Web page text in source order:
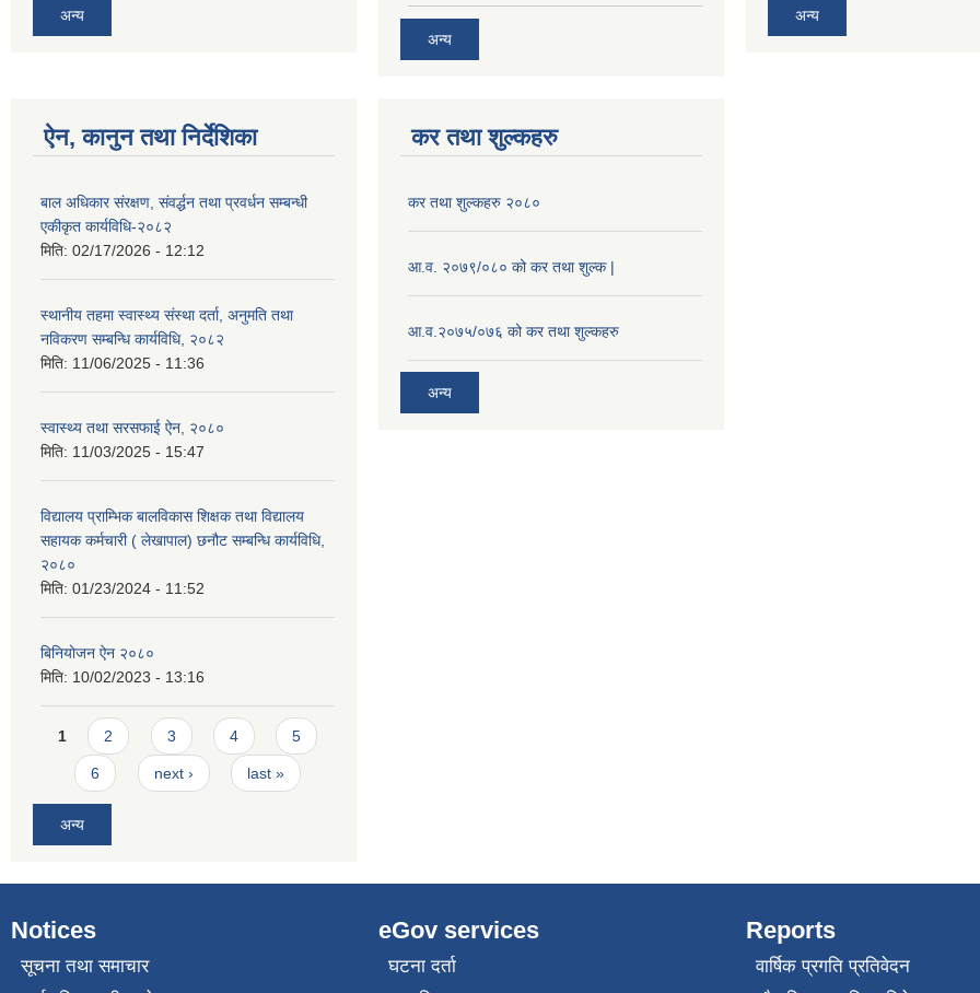
अन्य
अन्य
अन्य
ऐन, कानुन तथा निर्देशिका
बाल अधिकार संरक्षण, संवर्द्धन तथा प्रवर्धन सम्बन्धी
एकीकृत कार्यविधि-२०८२
मिति: 02/17/2026 - 12:12
स्थानीय तहमा स्वास्थ्य संस्था दर्ता, अनुमति तथा
नविकरण सम्बन्धि कार्यविधि, २०८२
मिति: 11/06/2025 - 11:36
स्वास्थ्य तथा सरसफाई ऐन, २०८०
मिति: 11/03/2025 - 15:47
विद्यालय प्राम्भिक बालविकास शिक्षक तथा विद्यालय
सहायक कर्मचारी ( लेखापाल) छनौट सम्बन्धि कार्यविधि,
२०८०
मिति: 01/23/2024 - 11:52
बिनियोजन ऐन २०८०
मिति: 10/02/2023 - 13:16
Pages
1 2 3 4 5
6 next › last »
अन्य
कर तथा शुल्कहरु
कर तथा शुल्कहरु २०८०
आ.व. २०७९/०८० को कर तथा शुल्क |
आ.व.२०७५/०७६ को कर तथा शुल्कहरु
अन्य
Notices
सूचना तथा समाचार
eGov services
घटना दर्ता
Reports
वार्षिक प्रगति प्रतिवेदन